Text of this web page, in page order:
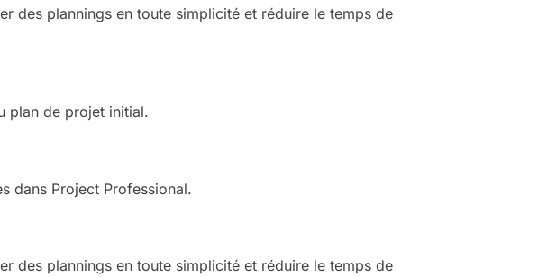
des plannings en toute simplicité et réduire le temps de
plan de projet initial.
dans Project Professional.
des plannings en toute simplicité et réduire le temps de